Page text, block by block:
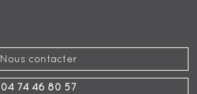
Nous contacter
04 74 46 80 57